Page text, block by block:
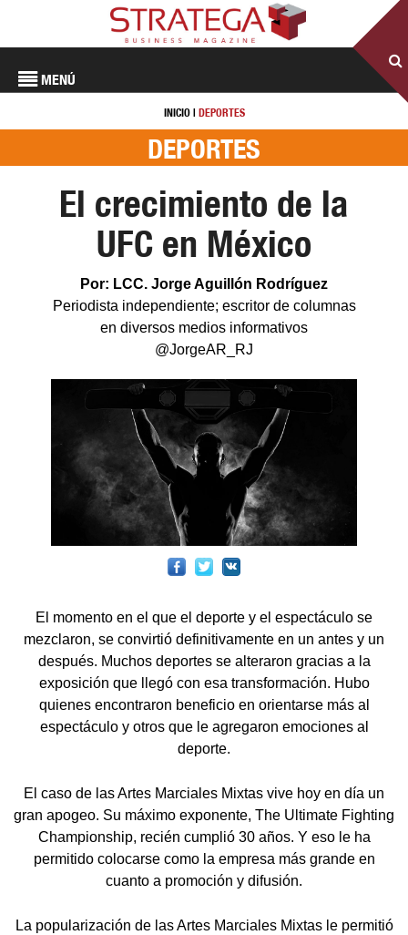
MENÚ
INICIO| DEPORTES
DEPORTES
El crecimiento de la
UFC en México
Por: LCC. Jorge Aguillón Rodríguez
Periodista independiente; escritor de columnas
en diversos medios informativos
@JorgeAR_RJ
El momento en el que el deporte y el espectáculo se
mezclaron, se convirtió definitivamente en un antes y un
después. Muchos deportes se alteraron gracias a la
exposición que llegó con esa transformación. Hubo
quienes encontraron beneficio en orientarse más al
espectáculo y otros que le agregaron emociones al
deporte.
El caso de las Artes Marciales Mixtas vive hoy en día un
gran apogeo. Su máximo exponente, The Ultimate Fighting
Championship, recién cumplió 30 años. Y eso le ha
permitido colocarse como la empresa más grande en
cuanto a promoción y difusión.
La popularización de las Artes Marciales Mixtas le permitió